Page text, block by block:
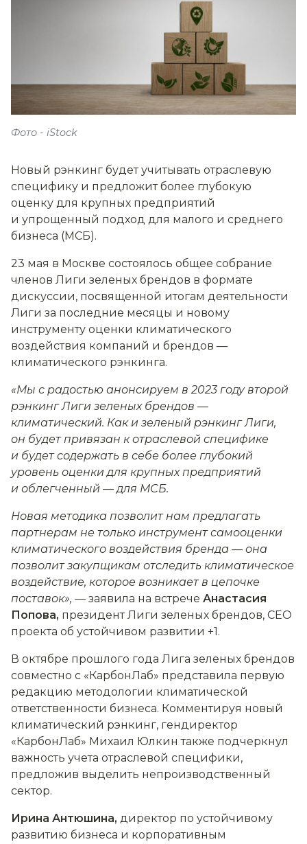
Фото - iStock
Новый рэнкинг будет учитывать отраслевую
специфику и предложит более глубокую
оценку для крупных предприятий
и упрощенный подход для малого и среднего
бизнеса (МСБ).
23 мая в Москве состоялось общее собрание
членов Лиги зеленых брендов в формате
дискуссии, посвященной итогам деятельности
Лиги за последние месяцы и новому
инструменту оценки климатического
воздействия компаний и брендов —
климатического рэнкинга.
«Мы с радостью анонсируем в 2023 году второй
рэнкинг Лиги зеленых брендов —
климатический. Как и зеленый рэнкинг Лиги,
он будет привязан к отраслевой специфике
и будет содержать в себе более глубокий
уровень оценки для крупных предприятий
и облегченный — для МСБ.
Новая методика позволит нам предлагать
партнерам не только инструмент самооценки
климатического воздействия бренда — она
позволит закупщикам отследить климатическое
воздействие, которое возникает в цепочке
поставок», — заявила на встрече Анастасия
Попова, президент Лиги зеленых брендов, CEO
проекта об устойчивом развитии +1.
В октябре прошлого года Лига зеленых брендов
совместно с «КарбонЛаб» представила первую
редакцию методологии климатической
ответственности бизнеса. Комментируя новый
климатический рэнкинг, гендиректор
«КарбонЛаб» Михаил Юлкин также подчеркнул
важность учета отраслевой специфики,
предложив выделить непроизводственный
сектор.
Ирина Антюшина, директор по устойчивому
развитию бизнеса и корпоративным